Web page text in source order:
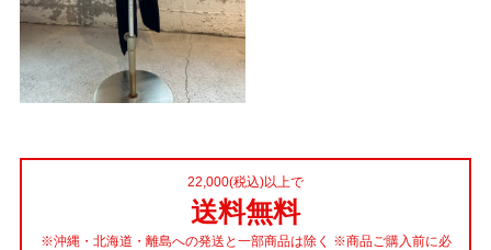
22,000(税込)以上で
送料無料
※沖縄・北海道・離島への発送と一部商品は除く ※商品ご購入前に必